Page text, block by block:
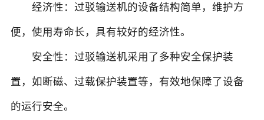
经济性：过驳输送机的设备结构简单，维护方
便，使用寿命长，具有较好的经济性。
安全性：过驳输送机采用了多种安全保护装
置，如断磁、过载保护装置等，有效地保障了设备
的运行安全。